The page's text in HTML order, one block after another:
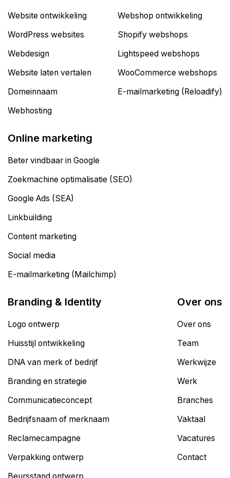
Website ontwikkeling
WordPress websites
Webdesign
Website laten vertalen
Domeinnaam
Webhosting
Webshop ontwikkeling
Shopify webshops
Lightspeed webshops
WooCommerce webshops
E-mailmarketing (Reloadify)
Online marketing
Beter vindbaar in Google
Zoekmachine optimalisatie (SEO)
Google Ads (SEA)
Linkbuilding
Content marketing
Social media
E-mailmarketing (Mailchimp)
Branding & Identity
Logo ontwerp
Huisstijl ontwikkeling
DNA van merk of bedrijf
Branding en strategie
Communicatieconcept
Bedrijfsnaam of merknaam
Reclamecampagne
Verpakking ontwerp
Over ons
Over ons
Team
Werkwijze
Werk
Branches
Vaktaal
Vacatures
Contact